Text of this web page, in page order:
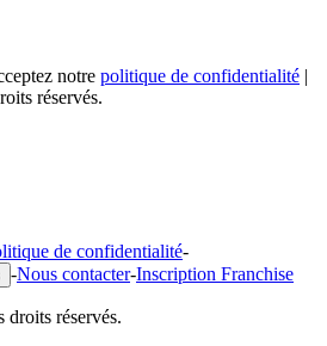
notre politique de confidentialité |
réservés.
de confidentialité-
-Nous contacter-Inscription Franchise
réservés.